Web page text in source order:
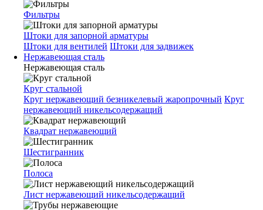
Фильтры
Штоки для запорной арматуры
Штоки для вентилей Штоки для задвижек
Нержавеющая сталь
Нержавеющая сталь
Круг стальной
Круг нержавеющий безникелевый жаропрочный Круг
нержавеющий никельсодержащий
Квадрат нержавеющий
Шестигранник
Полоса
Лист нержавеющий никельсодержащий